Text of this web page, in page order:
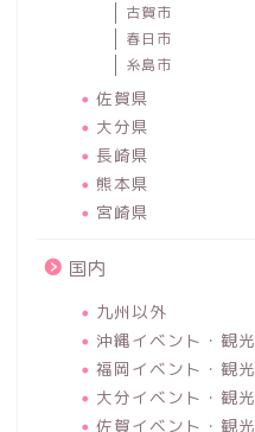
古賀市
春日市
糸島市
佐賀県
大分県
長崎県
熊本県
宮崎県
国内
九州以外
沖縄イベント・観光
福岡イベント・観光
大分イベント・観光
佐賀イベント・観光